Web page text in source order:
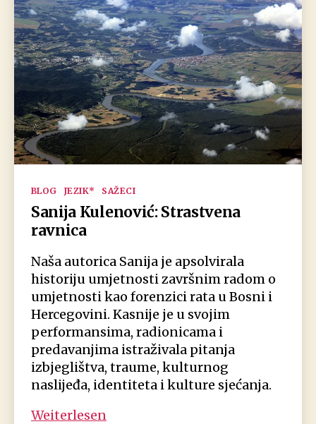
Kategorien
BLOG JEZIK* SAŽECI
Sanija Kulenović: Strastvena
ravnica
Naša autorica Sanija je apsolvirala
historiju umjetnosti završnim radom o
umjetnosti kao forenzici rata u Bosni i
Hercegovini. Kasnije je u svojim
performansima, radionicama i
predavanjima istraživala pitanja
izbjeglištva, traume, kulturnog
naslijeđa, identiteta i kulture sjećanja.
Weiterlesen